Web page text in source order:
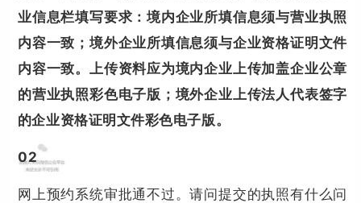
业信息栏填写要求：境内企业所填信息须与营业执照
内容一致；境外企业所填信息须与企业资格证明文件
内容一致。上传资料应为境内企业上传加盖企业公章
的营业执照彩色电子版；境外企业上传法人代表签字
的企业资格证明文件彩色电子版。
02
网上预约系统审批通不过。请问提交的执照有什么问